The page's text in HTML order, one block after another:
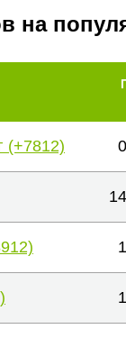
на
(+7812)